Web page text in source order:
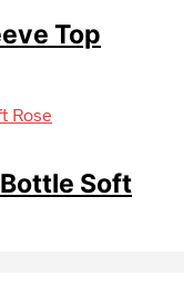
Top
Soft